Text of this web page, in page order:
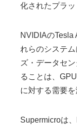
化されたプラ
NVIDIAのTesla
れらのシステ
ズ・データセ
ることは、
に対する需要
Supermicroは